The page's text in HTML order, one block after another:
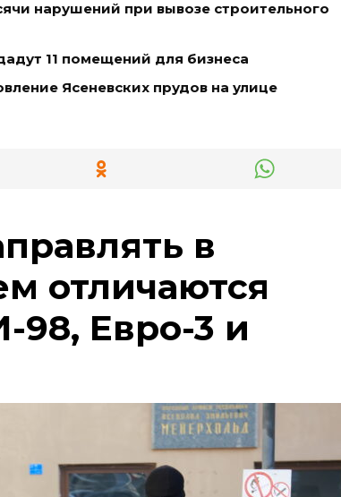
нарушений при вывозе строительного
11 помещений для бизнеса
Ясеневских прудов на улице
в
отличаются
Евро-3 и